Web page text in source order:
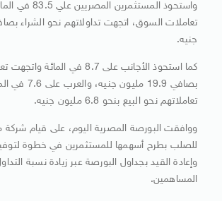
واستحوذ المستثمرين
جنيه.
كما استحوذ الأجانب على 8.7 في
بصافي 19.9 مليون
تعاملاتهم نحو البيع بنحو 6.8 مليون جنيه.
ووافقت البورصة المصرية اليوم، على قيام شركة
للصلب بطرح أسهمها للمستثمرين في خطوة
وإعادة القيد بجداول البورصة عبر زيادة نسبة
المساهمين.